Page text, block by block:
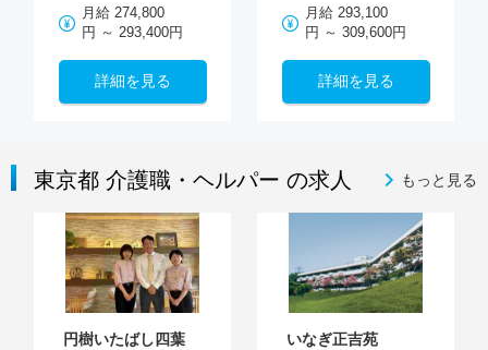
月給 274,800
円 ～ 293,400円
詳細を見る
月給 293,100
円 ～ 309,600円
詳細を見る
東京都 介護職・ヘルパー の求人 もっと見る
円樹いたばし四葉 いなぎ正吉苑